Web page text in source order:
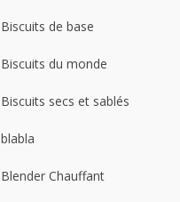
Biscuits de base
Biscuits du monde
Biscuits secs et sablés
blabla
Blender Chauffant